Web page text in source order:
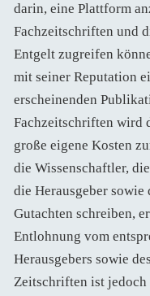
darin, eine Plattform
Fachzeitschriften und
Entgelt zugreifen
mit seiner Reputation
erscheinenden
Fachzeitschriften wird
große eigene Kosten
die Wissenschaftler,
die Herausgeber
Gutachten schreiben,
Entlohnung vom
Herausgebers sowie
Zeitschriften ist jedoch